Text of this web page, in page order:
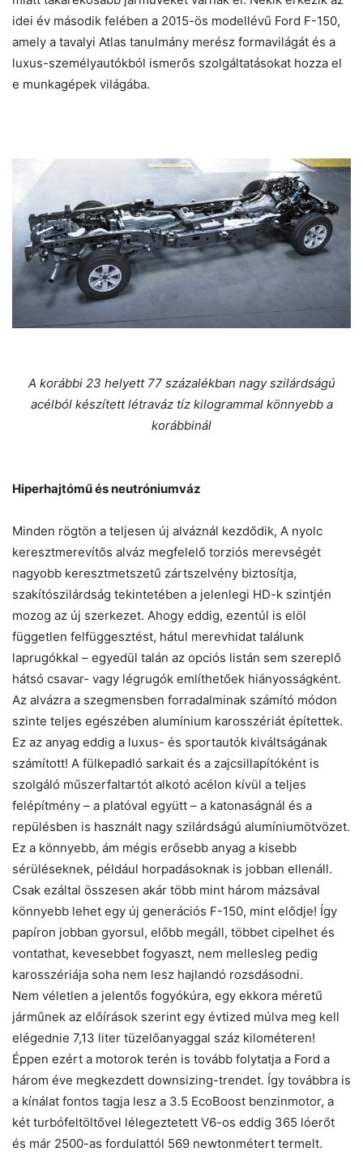
idei év második felében a 2015-ös modellévű Ford F-150,
amely a tavalyi Atlas tanulmány merész formavilágát és a
luxus-személyautókból ismerős szolgáltatásokat hozza el
e munkagépek világába.
A korábbi 23 helyett 77 százalékban nagy szilárdságú
acélból készített létraváz tíz kilogrammal könnyebb a
korábbinál
Hiperhajtómű és neutróniumváz
Minden rögtön a teljesen új alváznál kezdődik, A nyolc
keresztmerevítős alváz megfelelő torziós merevségét
nagyobb keresztmetszetű zártszelvény biztosítja,
szakítószilárdság tekintetében a jelenlegi HD-k szintjén
mozog az új szerkezet. Ahogy eddig, ezentúl is elöl
független felfüggesztést, hátul merevhidat találunk
laprugókkal – egyedül talán az opciós listán sem szereplő
hátsó csavar- vagy légrugók említhetőek hiányosságként.
Az alvázra a szegmensben forradalminak számító módon
szinte teljes egészében alumínium karosszériát építettek.
Ez az anyag eddig a luxus- és sportautók kiváltságának
számított! A fülkepadló sarkait és a zajcsillapítóként is
szolgáló műszerfaltartót alkotó acélon kívül a teljes
felépítmény – a platóval együtt – a katonaságnál és a
repülésben is használt nagy szilárdságú alumíniumötvözet.
Ez a könnyebb, ám mégis erősebb anyag a kisebb
sérüléseknek, például horpadásoknak is jobban ellenáll.
Csak ezáltal összesen akár több mint három mázsával
könnyebb lehet egy új generációs F-150, mint elődje! Így
papíron jobban gyorsul, előbb megáll, többet cipelhet és
vontathat, kevesebbet fogyaszt, nem mellesleg pedig
karosszériája soha nem lesz hajlandó rozsdásodni.
Nem véletlen a jelentős fogyókúra, egy ekkora méretű
járműnek az előírások szerint egy évtized múlva meg kell
elégednie 7,13 liter tüzelőanyaggal száz kilométeren!
Éppen ezért a motorok terén is tovább folytatja a Ford a
három éve megkezdett downsizing-trendet. Így továbbra is
a kínálat fontos tagja lesz a 3.5 EcoBoost benzinmotor, a
két turbófeltöltővel lélegeztetett V6-os eddig 365 lóerőt
és már 2500-as fordulattól 569 newtonmétert termelt.